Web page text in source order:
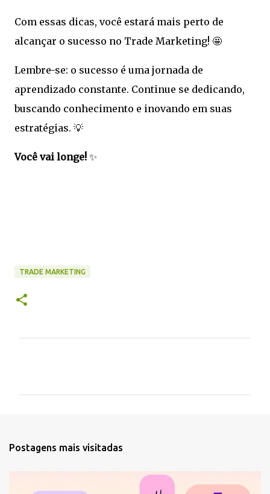
Com essas dicas, você estará mais perto de
alcançar o sucesso no Trade Marketing! 🤩
Lembre-se: o sucesso é uma jornada de
aprendizado constante. Continue se dedicando,
buscando conhecimento e inovando em suas
estratégias. 💡
Você vai longe! ✨
TRADE MARKETING
Postagens mais visitadas